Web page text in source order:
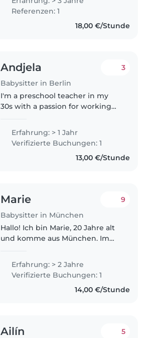
I'm currently pursuing a master's
Referenzen: 1
18,00 €/Stunde
Andjela
Babysitter in Berlin
3
I'm a preschool teacher in my
30s with a passion for working
caring for toddlers and
preschoolers, bringing a calm
and empathetic approach to
Erfahrung: > 1 Jahr
Verifizierte Buchungen: 1
13,00 €/Stunde
Marie
Babysitter in München
9
Hallo! Ich bin Marie, 20 Jahre alt
und komme aus München. Im
pair in den USA tätig. Davor
habe ich bereits ein soziales
Praktikum im Kindergarten
Erfahrung: > 2 Jahre
Verifizierte Buchungen: 1
14,00 €/Stunde
Ailín 5